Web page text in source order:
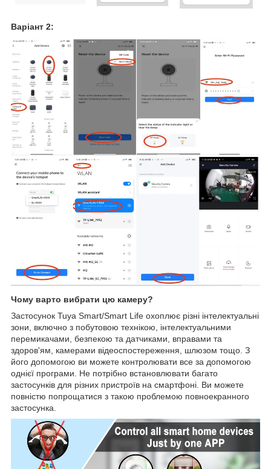
Варіант 2:
Чому варто вибрати цю камеру?
Застосунок Tuya Smart/Smart Life охоплює різні інтелектуальні
зони, включно з побутовою технікою, інтелектуальними
перемикачами, безпекою та датчиками, вправами та
здоров'ям, камерами відеоспостереження, шлюзом тощо. З
його допомогою ви можете контролювати все за допомогою
однієї програми. Не потрібно встановлювати багато
застосунків для різних пристроїв на смартфоні. Ви можете
повністю попрощатися з такою проблемою повноекранного
застосунка.